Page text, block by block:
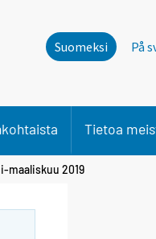
Suomeksi På
Tietoa
maaliskuu 2019